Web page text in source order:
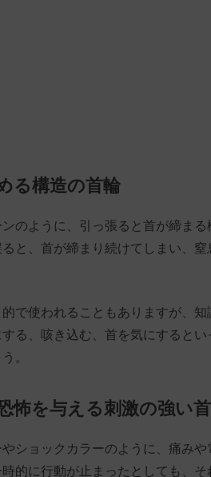
る構造の首輪
のように、引っ張ると首が締ま
と、首が締まり続けてしまい、
的で使われることもありますが、
る、咳き込む、首を気にすると
。
怖を与える刺激の強い
ショックカラーのように、痛み
的に行動が止まったとしても、